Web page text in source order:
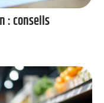
: conseils